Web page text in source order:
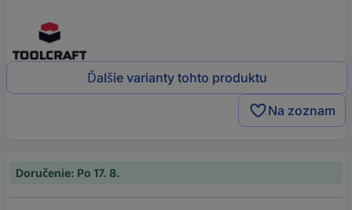
Ďalšie varianty tohto produktu
Na zoznam
Doručenie: Po 17. 8.